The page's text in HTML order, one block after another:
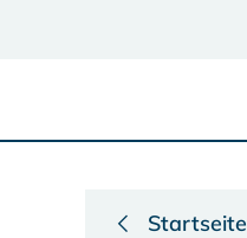
Startseite